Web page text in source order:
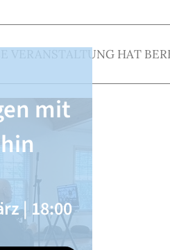
VERANSTALTUNG HAT
mit
| 18:00